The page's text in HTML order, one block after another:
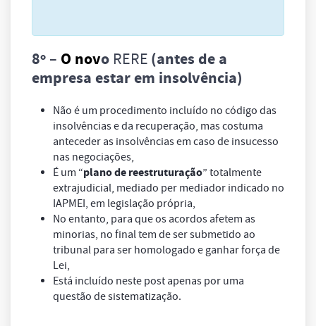
8º – O novo RERE (antes de a
empresa estar em insolvência)
Não é um procedimento incluído no código das
insolvências e da recuperação, mas costuma
anteceder as insolvências em caso de insucesso
nas negociações,
É um “plano de reestruturação” totalmente
extrajudicial, mediado per mediador indicado no
IAPMEI, em legislação própria,
No entanto, para que os acordos afetem as
minorias, no final tem de ser submetido ao
tribunal para ser homologado e ganhar força de
Lei,
Está incluído neste post apenas por uma
questão de sistematização.